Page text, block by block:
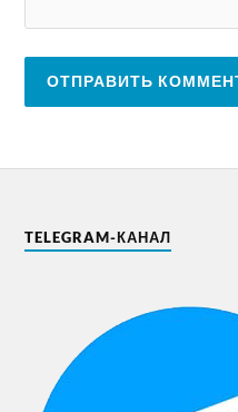
TELEGRAM-КАНАЛ